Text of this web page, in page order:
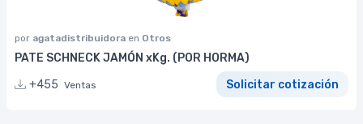
por agatadistribuidora en Otros
PATE SCHNECK JAMÓN xKg. (POR HORMA)
+455 Ventas Solicitar cotización